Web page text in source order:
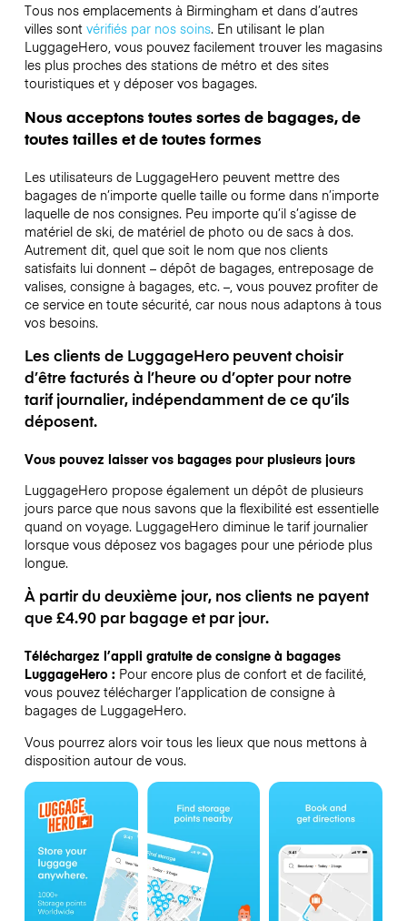
Tous nos emplacements à Birmingham et dans d’autres
villes sont vérifiés par nos soins. En utilisant le plan
LuggageHero, vous pouvez facilement trouver les magasins
les plus proches des stations de métro et des sites
touristiques et y déposer vos bagages.
Nous acceptons toutes sortes de bagages, de
toutes tailles et de toutes formes
Les utilisateurs de LuggageHero peuvent mettre des
bagages de n’importe quelle taille ou forme dans n’importe
laquelle de nos consignes. Peu importe qu’il s’agisse de
matériel de ski, de matériel de photo ou de sacs à dos.
Autrement dit, quel que soit le nom que nos clients
satisfaits lui donnent – dépôt de bagages, entreposage de
valises, consigne à bagages, etc. –, vous pouvez profiter de
ce service en toute sécurité, car nous nous adaptons à tous
vos besoins.
Les clients de LuggageHero peuvent choisir
d’être facturés à l’heure ou d’opter pour notre
tarif journalier, indépendamment de ce qu’ils
déposent.
Vous pouvez laisser vos bagages pour plusieurs jours
LuggageHero propose également un dépôt de plusieurs
jours parce que nous savons que la flexibilité est essentielle
quand on voyage. LuggageHero diminue le tarif journalier
lorsque vous déposez vos bagages pour une période plus
longue.
À partir du deuxième jour, nos clients ne payent
que £4.90 par bagage et par jour.
Téléchargez l’appli gratuite de consigne à bagages
LuggageHero :Pour encore plus de confort et de facilité,
vous pouvez télécharger l’application de consigne à
bagages de LuggageHero.
Vous pourrez alors voir tous les lieux que nous mettons à
disposition autour de vous.